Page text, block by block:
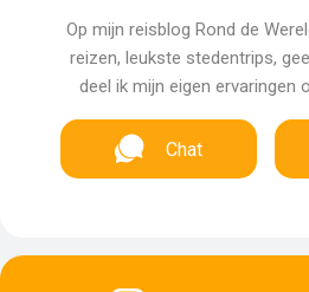
Op mijn reisblog Rond de
reizen, leukste stedentrips,
deel ik mijn eigen ervaringen
Chat